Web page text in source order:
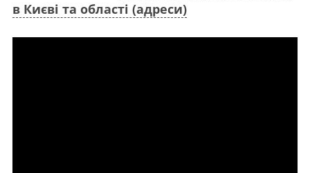
в Києві та області (адреси)